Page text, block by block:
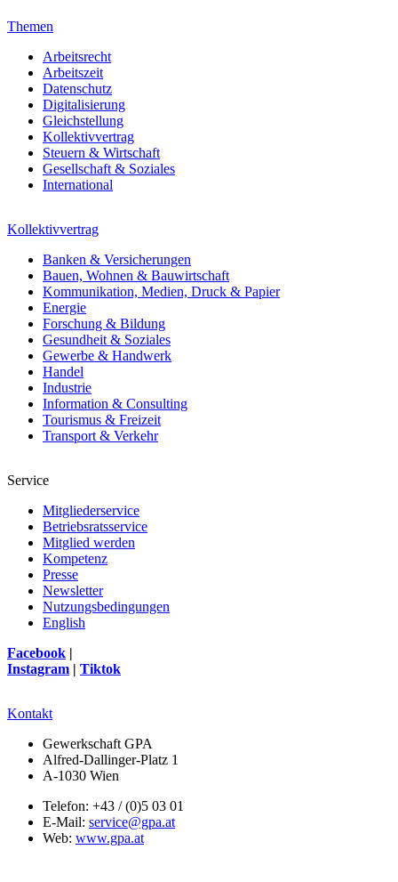
Themen
Arbeitsrecht
Arbeitszeit
Datenschutz
Digitalisierung
Gleichstellung
Kollektivvertrag
Steuern & Wirtschaft
Gesellschaft & Soziales
International
Kollektivvertrag
Banken & Versicherungen
Bauen, Wohnen & Bauwirtschaft
Kommunikation, Medien, Druck & Papier
Energie
Forschung & Bildung
Gesundheit & Soziales
Gewerbe & Handwerk
Handel
Industrie
Information & Consulting
Tourismus & Freizeit
Transport & Verkehr
Service
Mitgliederservice
Betriebsratsservice
Mitglied werden
Kompetenz
Presse
Newsletter
Nutzungsbedingungen
English
Facebook |
Instagram | Tiktok
Kontakt
Gewerkschaft GPA
Alfred-Dallinger-Platz 1
A-1030 Wien
Telefon: +43 / (0)5 03 01
E-Mail: service@gpa.at
Web: www.gpa.at